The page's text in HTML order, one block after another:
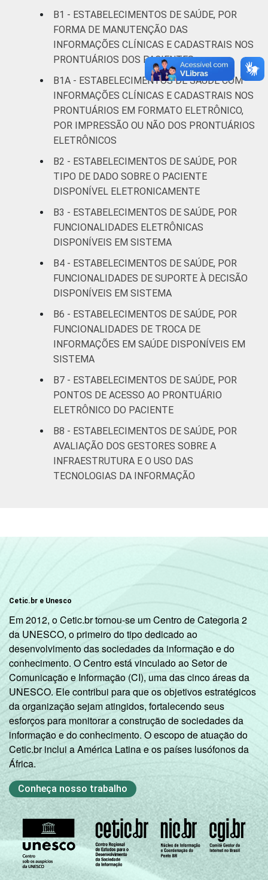
LOCALIZAÇÃO Capital 31
Interior 18
Fonte: CGI.br/NIC.br, Centro Regional de
Estudos para o Desenvolvimento da
Sociedade da Informação (Cetic.br),
Pesquisa sobre o uso das tecnologias de
informação e comunicação nos
estabelecimentos de saúde brasileiros - TIC
Saúde 2017.
B1 - ESTABELECIMENTOS DE SAÚDE, POR
FORMA DE MANUTENÇÃO DAS
INFORMAÇÕES CLÍNICAS E CADASTRAIS NOS
PRONTUÁRIOS DOS PACIENTES
B1A - ESTABELECIMENTOS DE SAÚDE COM
INFORMAÇÕES CLÍNICAS E CADASTRAIS NOS
PRONTUÁRIOS EM FORMATO ELETRÔNICO,
POR IMPRESSÃO OU NÃO DOS PRONTUÁRIOS
ELETRÔNICOS
B2 - ESTABELECIMENTOS DE SAÚDE, POR
TIPO DE DADO SOBRE O PACIENTE
DISPONÍVEL ELETRONICAMENTE
B3 - ESTABELECIMENTOS DE SAÚDE, POR
FUNCIONALIDADES ELETRÔNICAS
DISPONÍVEIS EM SISTEMA
B4 - ESTABELECIMENTOS DE SAÚDE, POR
FUNCIONALIDADES DE SUPORTE À DECISÃO
DISPONÍVEIS EM SISTEMA
B6 - ESTABELECIMENTOS DE SAÚDE, POR
FUNCIONALIDADES DE TROCA DE
INFORMAÇÕES EM SAÚDE DISPONÍVEIS EM
SISTEMA
B7 - ESTABELECIMENTOS DE SAÚDE, POR
PONTOS DE ACESSO AO PRONTUÁRIO
ELETRÔNICO DO PACIENTE
B8 - ESTABELECIMENTOS DE SAÚDE, POR
AVALIAÇÃO DOS GESTORES SOBRE A
INFRAESTRUTURA E O USO DAS
TECNOLOGIAS DA INFORMAÇÃO
Cetic.br e Unesco
Em 2012, o Cetic.br tornou-se um Centro de Categoria 2
da UNESCO, o primeiro do tipo dedicado ao
desenvolvimento das sociedades da informação e do
conhecimento. O Centro está vinculado ao Setor de
Comunicação e Informação (CI), uma das cinco áreas da
UNESCO. Ele contribui para que os objetivos estratégicos
da organização sejam atingidos, fortalecendo seus
esforços para monitorar a construção de sociedades da
informação e do conhecimento. O escopo de atuação do
Cetic.br inclui a América Latina e os países lusófonos da
África.
Conheça nosso trabalho